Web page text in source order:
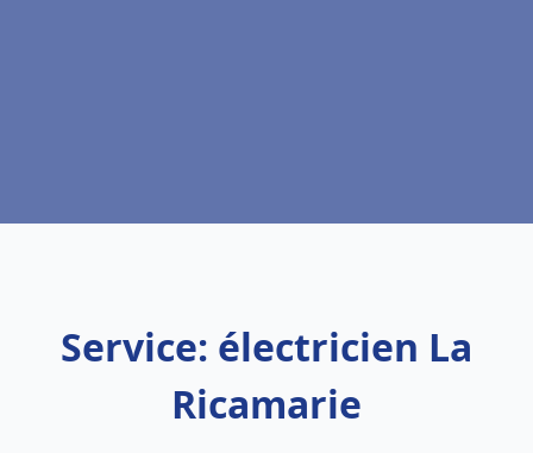
Service: électricien La
Ricamarie